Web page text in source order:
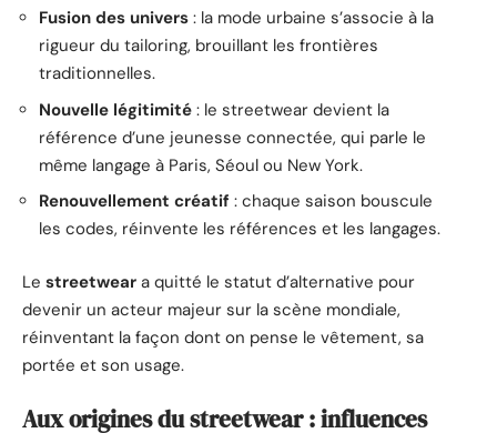
Fusion des univers : la mode urbaine s’associe à la
rigueur du tailoring, brouillant les frontières
traditionnelles.
Nouvelle légitimité : le streetwear devient la
référence d’une jeunesse connectée, qui parle le
même langage à Paris, Séoul ou New York.
Renouvellement créatif : chaque saison bouscule
les codes, réinvente les références et les langages.
Le streetwear a quitté le statut d’alternative pour
devenir un acteur majeur sur la scène mondiale,
réinventant la façon dont on pense le vêtement, sa
portée et son usage.
Aux origines du streetwear : influences